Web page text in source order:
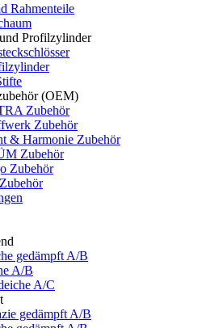
Rahmenteile
Profilzylinder
(OEM)
Zubehör
Zubehör
& Harmonie Zubehör
Zubehör
Zubehör
gedämpft A/B
A/B
A/C
gedämpft A/B